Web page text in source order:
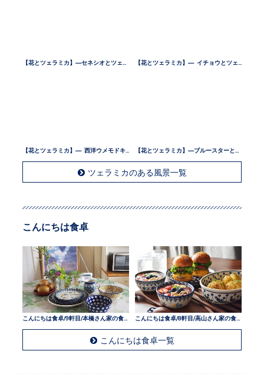
ツェラミカのある風景一覧
こんにちは食卓
こんにちは食卓/9軒目/本橋さん家の食卓
こんにちは食卓一覧